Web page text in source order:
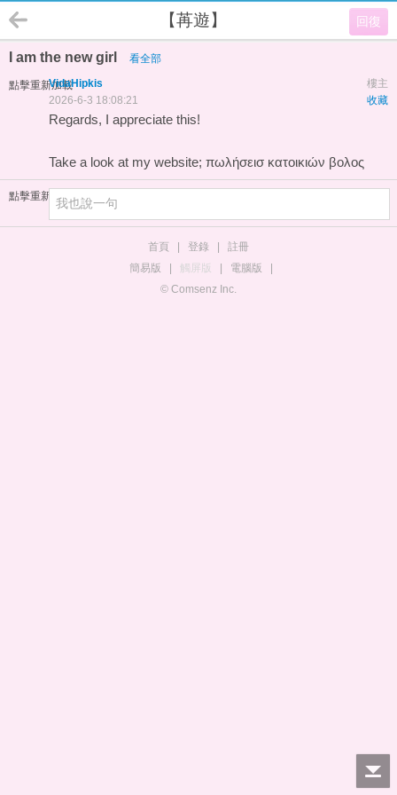
回復
【苒遊】
I am the new girl 看全部
點擊重新加載 樓主
VidaHipkis
收藏
2026-6-3 18:08:21
Regards, I appreciate this!
Take a look at my website; πωλήσεισ κατοικιών βολος
點擊重新加載
首頁 登錄
註冊
簡易版
觸屏版 電腦版
© Comsenz Inc.